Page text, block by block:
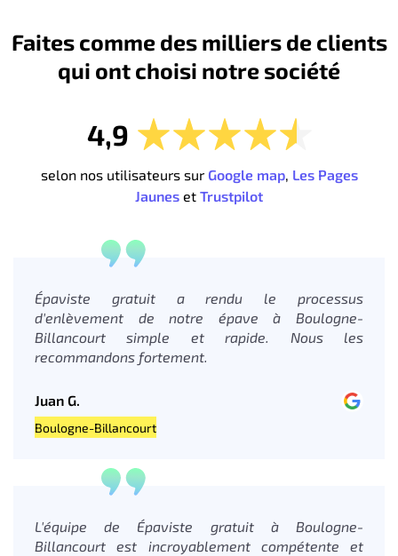
Faites comme des milliers de clients
qui ont choisi notre société
4,9
selon nos utilisateurs sur Google map, Les Pages
Jaunes et Trustpilot
Épaviste gratuit a rendu le processus
d'enlèvement de notre épave à Boulogne-
Billancourt simple et rapide. Nous les
recommandons fortement.
Juan G.
Boulogne-Billancourt
L'équipe de Épaviste gratuit à Boulogne-
Billancourt est incroyablement compétente et